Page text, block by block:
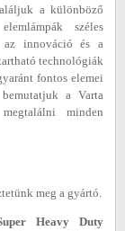
a különböző
széles
az innováció és a
technológiák
fontos elemei
a Varta
minden
meg a gyártó.
Heavy Duty